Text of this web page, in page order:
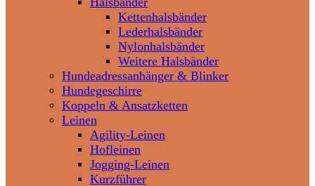
Kettenhalsbänder
Lederhalsbänder
Nylonhalsbänder
Weitere Halsbänder
Hundeadressanhänger & Blinker
Hundegeschirre
Koppeln & Ansatzketten
Leinen
Agility-Leinen
Hofleinen
Jogging-Leinen
Kurzführer